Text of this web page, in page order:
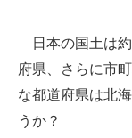
ITの今と未来を見
スマホと通信の
日本の国土は約
府県、さらに市
な都道府県は北
うか？